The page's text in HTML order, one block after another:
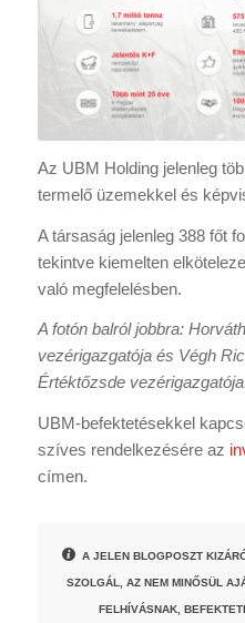
Az UBM Holding jelenleg
termelő üzemekkel és
A társaság jelenleg 388 főt
tekintve kiemelten
való megfelelésben.
A fotón balról jobbra:
vezérigazgatója és Végh
Értéktőzsde
UBM-befektetésekkel
szíves rendelkezésére az
címen.
A JELEN BLOGPOSZT
SZOLGÁL, AZ NEM MINŐSÜL
FELHÍVÁSNAK,